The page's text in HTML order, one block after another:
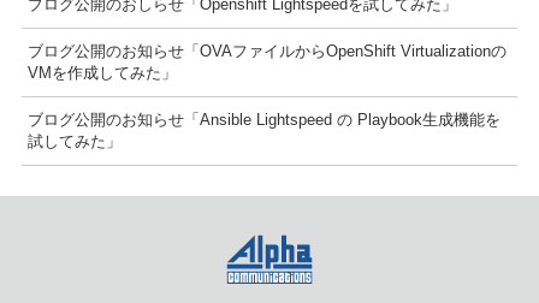
ブログ公開のおしらせ「Openshift Lightspeedを試してみた」
ブログ公開のお知らせ「OVAファイルからOpenShift Virtualizationの
VMを作成してみた」
ブログ公開のお知らせ「Ansible Lightspeed の Playbook生成機能を
試してみた」